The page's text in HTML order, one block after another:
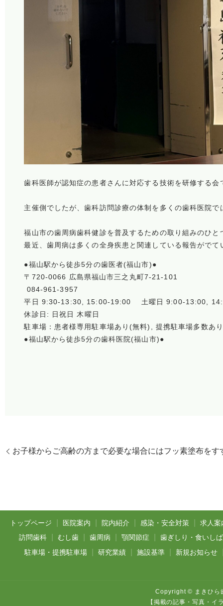
歯科医師が認知症の患者さんに対応する技術を研修する会
主催側でしたが、歯科訪問診療の体制を多くの歯科医院
福山市の歯周病歯科健診を普及するための取り組みのひと
最近、歯周病は多くの全身疾患と関連している報告がでて
●福山駅から徒歩5分の歯医者(福山市)●
〒720-0066 広島県福山市三之丸町7-21-101
084-961-3957
平日 9:30-13:30, 15:00-19:00 土曜日 9:00-13:00,
休診日: 日祝日 木曜日
駐車場：患者様専用駐車場あり(無料), 提携駐車場多数あ
●福山駅から徒歩5分の歯科医院(福山市)●
お子様からご高齢の方まで必要な場合にはフッ素塗布を
トップページ 医院案内 院内紹介 感染・安全対策
求人案
訪問歯科
むし歯 歯周病 顎関節症
歯ぎしり・食いし
駐車場・提携駐車場
研究業績 施設基準 新規お知らせ
Copyright © まきひら
【掲載の記事・写真・イ